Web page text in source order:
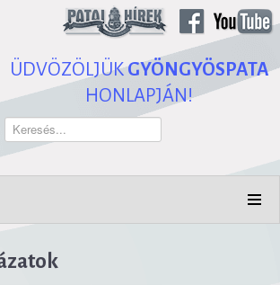
ÜDVÖZÖLJÜKGYÖNGYÖSPATA
HONLAPJÁN!
Keresés...